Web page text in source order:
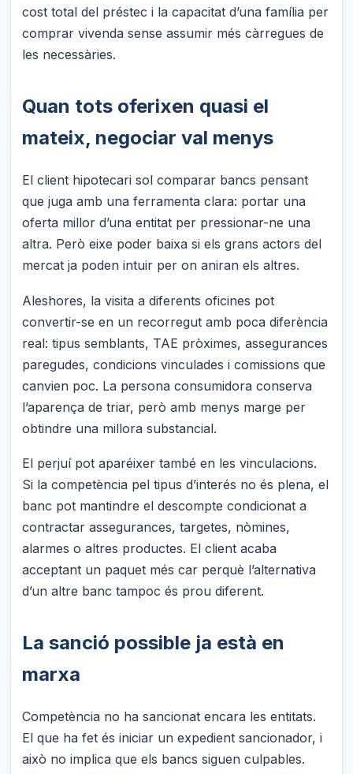
cost total del préstec i la capacitat d’una família per
comprar vivenda sense assumir més càrregues de
les necessàries.
Quan tots oferixen quasi el
mateix, negociar val menys
El client hipotecari sol comparar bancs pensant
que juga amb una ferramenta clara: portar una
oferta millor d’una entitat per pressionar-ne una
altra. Però eixe poder baixa si els grans actors del
mercat ja poden intuir per on aniran els altres.
Aleshores, la visita a diferents oficines pot
convertir-se en un recorregut amb poca diferència
real: tipus semblants, TAE pròximes, assegurances
paregudes, condicions vinculades i comissions que
canvien poc. La persona consumidora conserva
l’aparença de triar, però amb menys marge per
obtindre una millora substancial.
El perjuí pot aparéixer també en les vinculacions.
Si la competència pel tipus d’interés no és plena, el
banc pot mantindre el descompte condicionat a
contractar assegurances, targetes, nòmines,
alarmes o altres productes. El client acaba
acceptant un paquet més car perquè l’alternativa
d’un altre banc tampoc és prou diferent.
La sanció possible ja està en
marxa
Competència no ha sancionat encara les entitats.
El que ha fet és iniciar un expedient sancionador, i
això no implica que els bancs siguen culpables.